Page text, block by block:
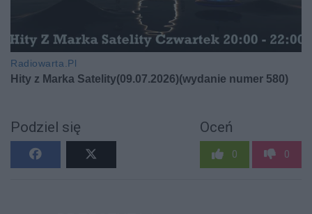
Podziel się Oceń
0 0